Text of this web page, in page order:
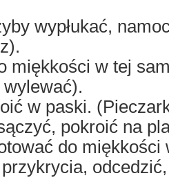
wypłukać,
miękkości w tej
w paski.
pokroić na
do miękkości